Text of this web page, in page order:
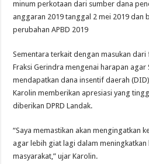
minum perkotaan dari sumber dana
anggaran 2019 tanggal 2 mei 2019 dan
perubahan APBD 2019
Sementara terkait dengan masukan
Fraksi Gerindra mengenai harapan agar
mendapatkan dana insentif daerah
Karolin memberikan apresiasi yang
diberikan DPRD Landak.
“Saya memastikan akan mengingatkan
agar lebih giat lagi dalam
masyarakat,” ujar Karolin.